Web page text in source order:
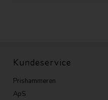
Kundeservice
Prishammeren
ApS